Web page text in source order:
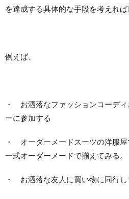
を達成する具体的な手段を考えれば
例えば、
・ お洒落なファッションコーデ
ーに参加する
・ オーダーメードスーツの洋服
一式オーダーメードで揃えてみる。
・ お洒落な友人に買い物に同行し